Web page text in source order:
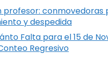
profesor: conmovedoras
y despedida
Falta para el 15 de
Regresivo